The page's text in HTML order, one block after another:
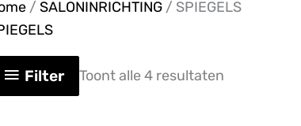
/ SALONINRICHTING / SPIEGELS
Filter Toont alle 4 resultaten